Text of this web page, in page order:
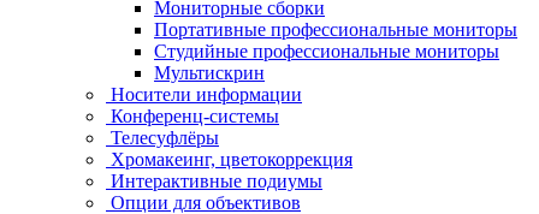
Мониторные сборки
Портативные профессиональные мониторы
Студийные профессиональные мониторы
Мультискрин
Носители информации
Конференц-системы
Телесуфлёры
Хромакеинг, цветокоррекция
Интерактивные подиумы
Опции для объективов